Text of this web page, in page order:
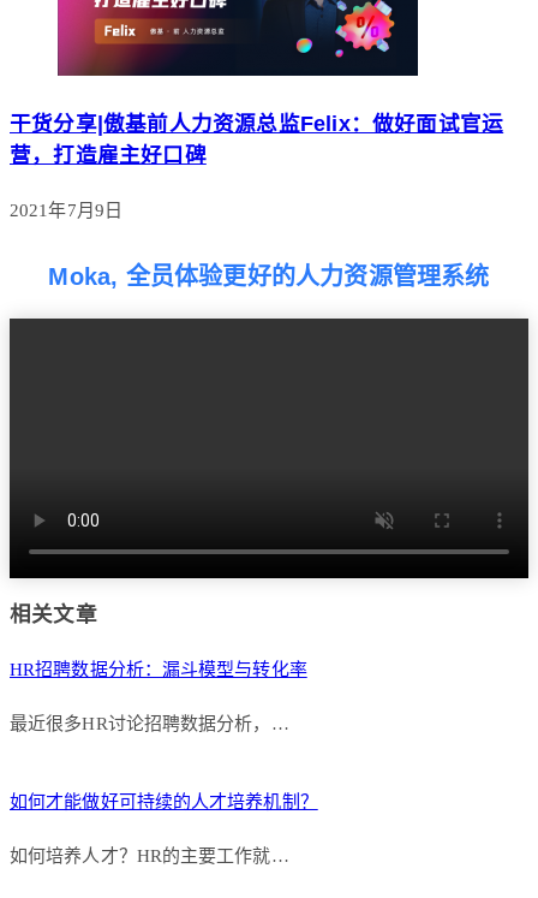
干货分享|傲基前人力资源总监Felix：做好面试官运
营，打造雇主好口碑
2021年7月9日
Moka, 全员体验更好的人力资源管理系统
相关文章
HR招聘数据分析：漏斗模型与转化率
最近很多HR讨论招聘数据分析，…
如何才能做好可持续的人才培养机制？
如何培养人才？HR的主要工作就…